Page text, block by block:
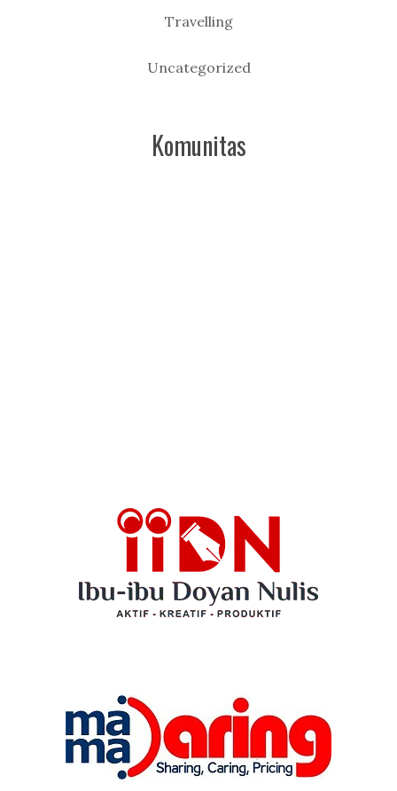
Travelling
Uncategorized
Komunitas